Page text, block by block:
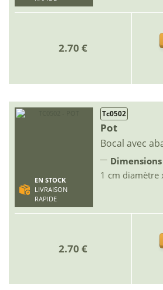
2.70 €
EN STOCK
LIVRAISON
RAPIDE
Tc0502
Pot
Bocal avec
Dimensions
1 cm diamètre
2.70 €